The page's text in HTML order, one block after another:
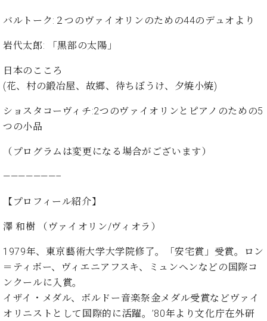
ベ
シ
ュ
イ
ン
ン
ア
イ
ト
ピ
ア
ノ
タ
オ
納
入
績
音
教
ご
用
の
声
ン
コ
ン
ク
ル
音
教
ン
ラ
東
京
店
長
挨
報
ル・
スタ
レン
タル
ホー
バルトーク:２つのヴァイオリンのための44のデュオより
岩代太郎: 「黒部の太陽」
日本のこころ
(花、村の鍛冶屋、故郷、待ちぼうけ、夕焼小焼)
ショスタコーヴィチ:2つのヴァイオリンとピアノのための5
つの小品
（プログラムは変更になる場合がございます）
———————–
【プロフィール紹介】
澤 和樹 （ヴァイオリン/ヴィオラ）
1979年、東京藝術大学大学院修了。「安宅賞」受賞。ロン
＝ティボー、ヴィエニアフスキ、ミュンヘンなどの国際コ
ンクールに入賞。
イザイ・メダル、ボルドー音楽祭金メダル受賞などヴァイ
オリニストとして国際的に活躍。’80年より文化庁在外研